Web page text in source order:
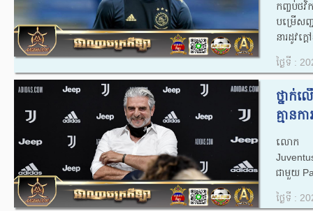
កញ្ចប់ថវិ
បម្រើស
នារដូវក្
ថ្ងៃទី :
ថ្នាក់
គ្មានក
លោក
ជាមួយ
ថ្ងៃទី :